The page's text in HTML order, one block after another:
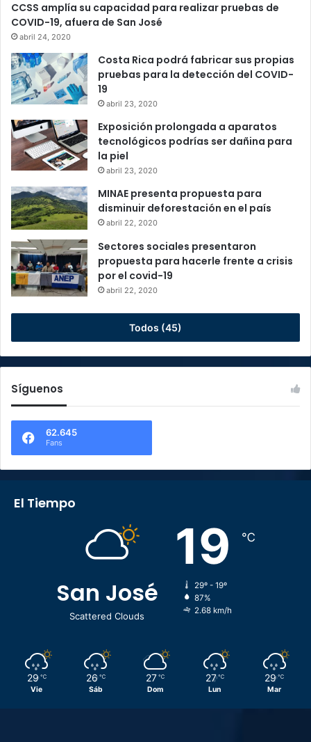
CCSS amplía su capacidad para realizar pruebas de
COVID-19, afuera de San José
abril 24, 2020
Costa Rica podrá fabricar sus propias
pruebas para la detección del COVID-
19
abril 23, 2020
Exposición prolongada a aparatos
tecnológicos podrías ser dañina para
la piel
abril 23, 2020
MINAE presenta propuesta para
disminuir deforestación en el país
abril 22, 2020
Sectores sociales presentaron
propuesta para hacerle frente a crisis
por el covid-19
abril 22, 2020
Todos (45)
Síguenos
62.645
Fans
El Tiempo
San José
Scattered Clouds
19 ℃
29º - 19º
87%
2.68 km/h
29 ℃
Vie
26 ℃
Sáb
27 ℃
Dom
27 ℃
Lun
29 ℃
Mar